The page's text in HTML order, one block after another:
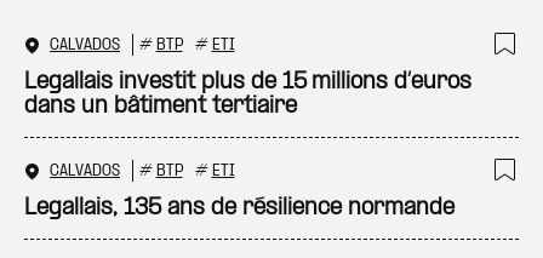
CALVADOS # BTP # ETI
Legallais investit plus de 15 millions d’euros
dans un bâtiment tertiaire
CALVADOS # BTP # ETI
Legallais, 135 ans de résilience normande